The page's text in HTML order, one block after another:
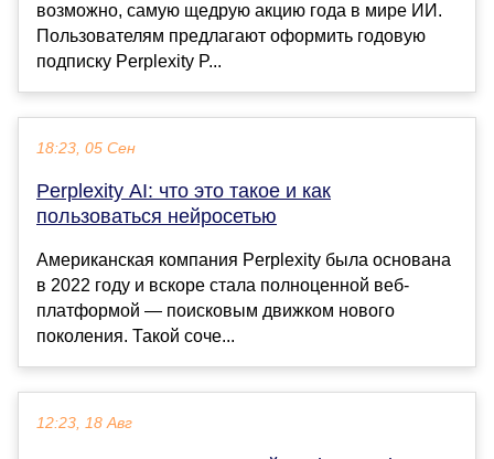
возможно, самую щедрую акцию года в мире ИИ.
Пользователям предлагают оформить годовую
подписку Perplexity P...
18:23, 05 Сен
Perplexity AI: что это такое и как
пользоваться нейросетью
Американская компания Perplexity была основана
в 2022 году и вскоре стала полноценной веб-
платформой — поисковым движком нового
поколения. Такой соче...
12:23, 18 Авг